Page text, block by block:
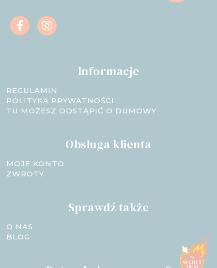
Informacje
REGULAMIN
POLITYKA PRYWATNOŚCI
TU MOŻESZ ODSTĄPIĆ O DUMOWY
Obsługa klienta
MOJE KONTO
ZWROTY
Sprawdź także
O NAS
BLOG